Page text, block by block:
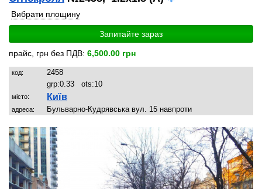
Вибрати площину
Запитайте зараз
прайс, грн без ПДВ: 6,500.00 грн
код:
2458
grp:0.33 ots:10
місто: Київ
адреса: Бульварно-Кудрявська вул. 15 навпроти